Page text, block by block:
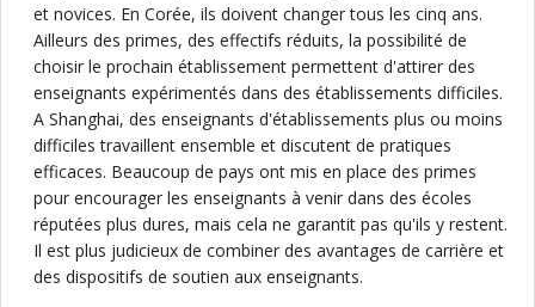
et novices. En Corée, ils doivent changer tous les cinq ans.
Ailleurs des primes, des effectifs réduits, la possibilité de
choisir le prochain établissement permettent d'attirer des
enseignants expérimentés dans des établissements difficiles.
A Shanghai, des enseignants d'établissements plus ou moins
difficiles travaillent ensemble et discutent de pratiques
efficaces. Beaucoup de pays ont mis en place des primes
pour encourager les enseignants à venir dans des écoles
réputées plus dures, mais cela ne garantit pas qu'ils y restent.
Il est plus judicieux de combiner des avantages de carrière et
des dispositifs de soutien aux enseignants.